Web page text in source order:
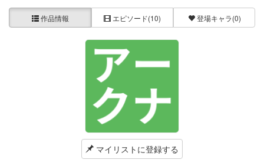
作品情報 エピソード(10) 登場キャラ(0)
マイリストに登録する